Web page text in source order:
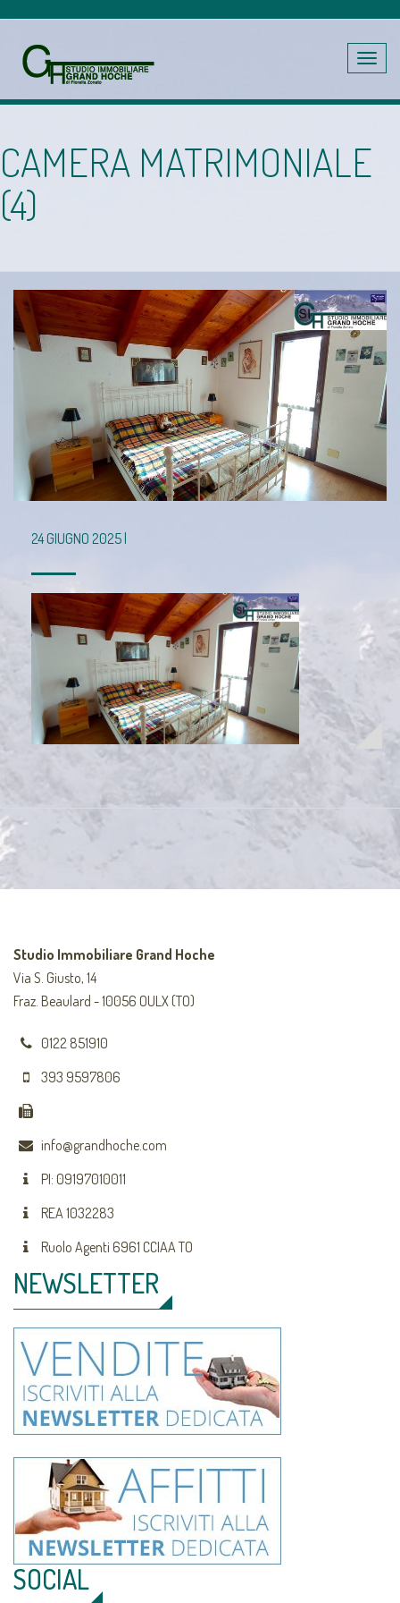
Toggle
CAMERA MATRIMONIALE
(4)
24 GIUGNO 2025 |
Studio Immobiliare Grand Hoche
Via S. Giusto, 14
Fraz. Beaulard - 10056 OULX (TO)
0122 851910
393 9597806
info@grandhoche.com
PI: 09197010011
REA 1032283
Ruolo Agenti 6961 CCIAA TO
NEWSLETTER
SOCIAL